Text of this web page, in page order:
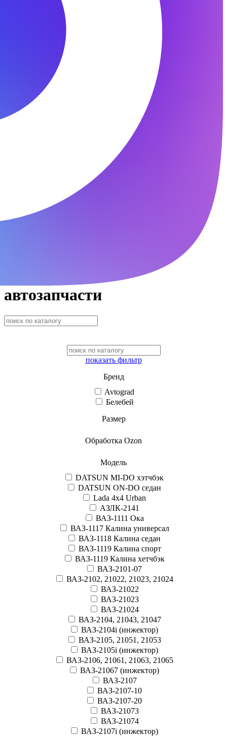
автозапчасти
показать фильтр
Бренд
Avtograd
Белебей
Размер
Обработка Ozon
Модель
DATSUN MI-DO хэтчбэк
DATSUN ON-DO седан
Lada 4x4 Urban
АЗЛК-2141
ВАЗ-1111 Ока
ВАЗ-1117 Калина универсал
ВАЗ-1118 Калина седан
ВАЗ-1119 Калина спорт
ВАЗ-1119 Калина хетчбэк
ВАЗ-2101-07
ВАЗ-2102, 21022, 21023, 21024
ВАЗ-21022
ВАЗ-21023
ВАЗ-21024
ВАЗ-2104, 21043, 21047
ВАЗ-2104i (инжектор)
ВАЗ-2105, 21051, 21053
ВАЗ-2105i (инжектор)
ВАЗ-2106, 21061, 21063, 21065
ВАЗ-21067 (инжектор)
ВАЗ-2107
ВАЗ-2107-10
ВАЗ-2107-20
ВАЗ-21073
ВАЗ-21074
ВАЗ-2107i (инжектор)